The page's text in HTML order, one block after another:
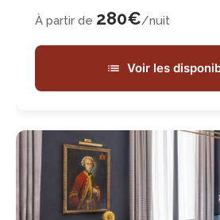
À partir de 280€/nuit
Voir les